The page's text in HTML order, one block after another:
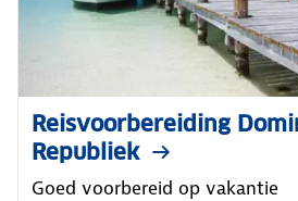
Reisvoorbereiding
Republiek
Goed voorbereid op vakantie